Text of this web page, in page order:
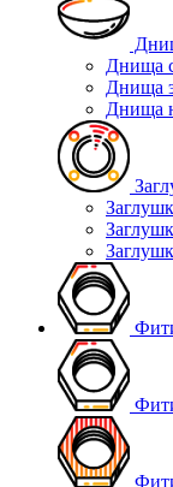
Днища
Днища
Днища